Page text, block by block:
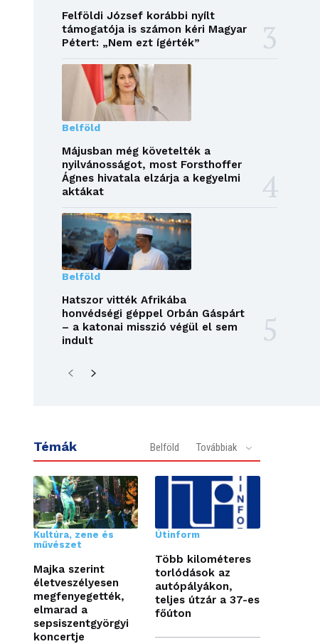
Felföldi József korábbi nyílt
támogatója is számon kéri Magyar
Pétert: „Nem ezt ígérték”
Belföld
Májusban még követelték a
nyilvánosságot, most Forsthoffer
Ágnes hivatala elzárja a kegyelmi
aktákat
Belföld
Hatszor vitték Afrikába
honvédségi géppel Orbán Gáspárt
– a katonai misszió végül el sem
indult
Témák Belföld Továbbiak
Kultúra, zene és
művészet
Majka szerint
életveszélyesen
megfenyegették,
elmarad a
sepsiszentgyörgyi
koncertje
Útinform
Több kilométeres
torlódások az
autópályákon,
teljes útzár a 37-es
főúton